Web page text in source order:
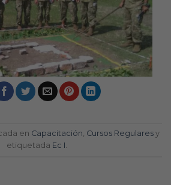
en Capacitación, Cursos Regulares y
etiquetada Ec I.